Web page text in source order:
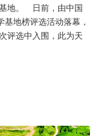
地。
日前，由中国
基地榜评选活动落幕，
评选中入围，此为天